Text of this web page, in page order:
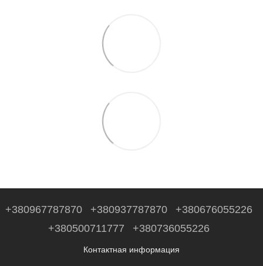
+380967787870 +380937787870
+380676055226
+380500711777
+380736055226
Контактная информация